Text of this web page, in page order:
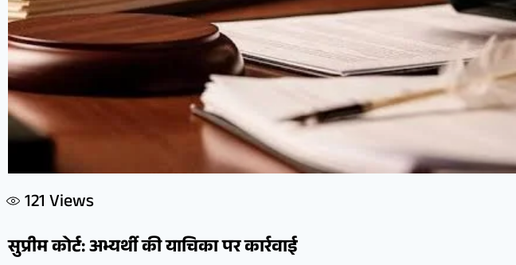
121Views
सुप्रीम कोर्ट: अभ्यर्थी की याचिका पर कार्रवाई